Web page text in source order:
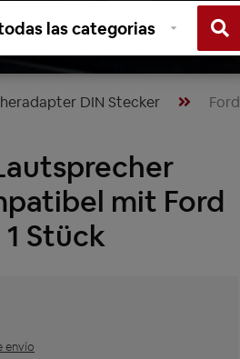
DIN Stecker Ford
mit Ford
Stück
envío